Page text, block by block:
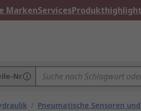
MarkenServices
Nr.
/ Pneumatische Sensoren